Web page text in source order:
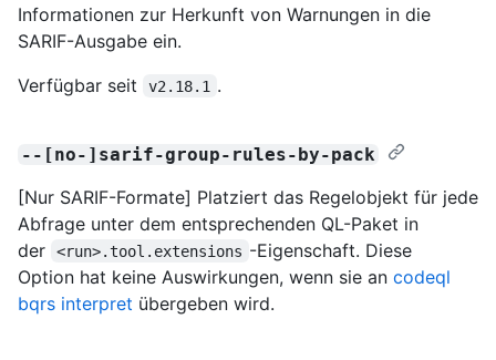
Informationen zur Herkunft von Warnungen in die
SARIF-Ausgabe ein.
Verfügbar seit
v2.18.1 .
--[no-]sarif-group-rules-by-pack
[Nur SARIF-Formate] Platziert das Regelobjekt für jede
Abfrage unter dem entsprechenden QL-Paket in
der
<run>.tool.extensions -Eigenschaft. Diese
Option hat keine Auswirkungen, wenn sie an codeql
bqrs interpret übergeben wird.